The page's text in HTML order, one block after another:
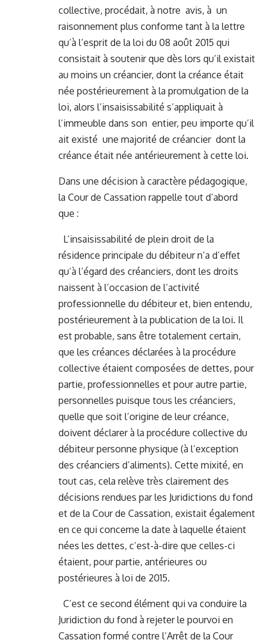
collective, procédait, à notre avis, à un
raisonnement plus conforme tant à la lettre
qu’à l’esprit de la loi du 08 août 2015 qui
consistait à soutenir que dès lors qu’il existait
au moins un créancier, dont la créance était
née postérieurement à la promulgation de la
loi, alors l’insaisissabilité s’appliquait à
l’immeuble dans son entier, peu importe qu’il
ait existé une majorité de créancier dont la
créance était née antérieurement à cette loi.
Dans une décision à caractère pédagogique,
la Cour de Cassation rappelle tout d’abord
que :
L’insaisissabilité de plein droit de la
résidence principale du débiteur n’a d’effet
qu’à l’égard des créanciers, dont les droits
naissent à l’occasion de l’activité
professionnelle du débiteur et, bien entendu,
postérieurement à la publication de la loi. Il
est probable, sans être totalement certain,
que les créances déclarées à la procédure
collective étaient composées de dettes, pour
partie, professionnelles et pour autre partie,
personnelles puisque tous les créanciers,
quelle que soit l’origine de leur créance,
doivent déclarer à la procédure collective du
débiteur personne physique (à l’exception
des créanciers d’aliments). Cette mixité, en
tout cas, cela relève très clairement des
décisions rendues par les Juridictions du fond
et de la Cour de Cassation, existait également
en ce qui concerne la date à laquelle étaient
nées les dettes, c’est-à-dire que celles-ci
étaient, pour partie, antérieures ou
postérieures à loi de 2015.
C’est ce second élément qui va conduire la
Juridiction du fond à rejeter le pourvoi en
Cassation formé contre l’Arrêt de la Cour